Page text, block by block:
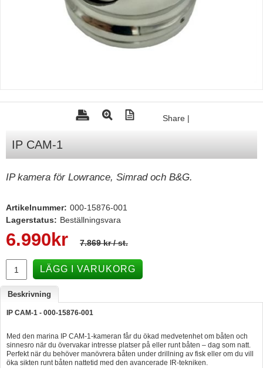
Minn Kota - elmotorer
Mercury Servicedelar
Lowrance
Humminbird
B&G
Båttillbehör
Varta - Batterier
Victron - Batteriladdare
CTEK - Batteriladdare
Webasto - Dieselvärmare
Kamasa Tools - Verktyg
Share |
IP CAM-1
IP kamera för Lowrance, Simrad och B&G.
Artikelnummer: 000-15876-001
Lagerstatus: Beställningsvara
6.990 kr 7.869 kr/ st.
LÄGG I VARUKORG
Beskrivning
IP CAM-1 - 000-15876-001
Med den marina IP CAM-1-kameran får du ökad medvetenhet om båten och
sinnesro när du övervakar intresse platser på eller runt båten – dag som natt.
Perfekt när du behöver manövrera båten under drillning av fisk eller om du vill
öka sikten runt båten nattetid med den avancerade IR-tekniken.